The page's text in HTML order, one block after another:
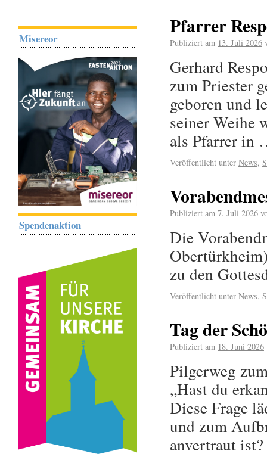
Pfarrer
Publiziert am 13. Juli 2026
Gerhard
zum Priester
geboren und
seiner Weihe
als Pfarrer
Veröffentlicht unter News,
Publiziert am 7. Juli 2026
Die
zu den
Veröffentlicht unter News,
Tag der
Publiziert am 18. Juni 2026
Pilgerweg
„Hast du
Diese Frage
und zum
anvertraut
Misereor
Spendenaktion